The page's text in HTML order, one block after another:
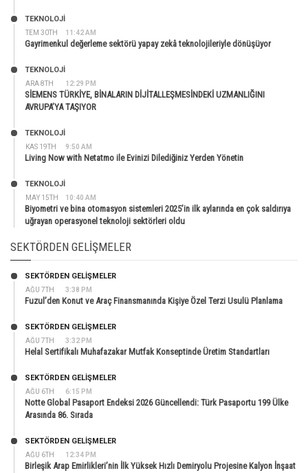
TEM 30TH 11:42 AM
TEKNOLOJİ
Gayrimenkul değerleme sektörü yapay zekâ teknolojileriyle dönüşüyor
ARA 8TH 12:29 PM
TEKNOLOJİ
SİEMENS TÜRKİYE, BİNALARIN DİJİTALLEŞMESİNDEKİ UZMANLIĞINI
AVRUPA’YA TAŞIYOR
KAS 19TH 9:50 AM
TEKNOLOJİ
Living Now with Netatmo ile Evinizi Dilediğiniz Yerden Yönetin
MAY 15TH 10:40 AM
TEKNOLOJİ
Biyometri ve bina otomasyon sistemleri 2025’in ilk aylarında en çok saldırıya
uğrayan operasyonel teknoloji sektörleri oldu
SEKTÖRDEN GELIŞMELER
AĞU 7TH 3:38 PM
SEKTÖRDEN GELIŞMELER
Fuzul’den Konut ve Araç Finansmanında Kişiye Özel Terzi Usulü Planlama
AĞU 7TH 3:32 PM
SEKTÖRDEN GELIŞMELER
Helal Sertifikalı Muhafazakar Mutfak Konseptinde Üretim Standartları
AĞU 6TH 6:15 PM
SEKTÖRDEN GELIŞMELER
Notte Global Pasaport Endeksi 2026 Güncellendi: Türk Pasaportu 199 Ülke
Arasında 86. Sırada
AĞU 6TH 12:34 PM
SEKTÖRDEN GELIŞMELER
Birleşik Arap Emirlikleri’nin İlk Yüksek Hızlı Demiryolu Projesine Kalyon İnşaat